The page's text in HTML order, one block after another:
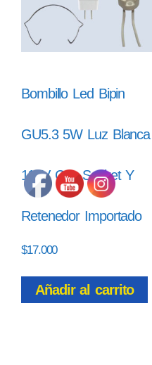
Bombillo Led Bipin
GU5.3 5W Luz Blanca
110V Con Socket Y
Retenedor Importado
$17.000
Añadir al carrito